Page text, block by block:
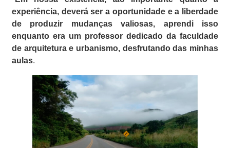
experiência, deverá ser a oportunidade e a liberdade
de produzir mudanças valiosas, aprendi isso
enquanto era um professor dedicado da faculdade
de arquitetura e urbanismo, desfrutando das minhas
aulas.